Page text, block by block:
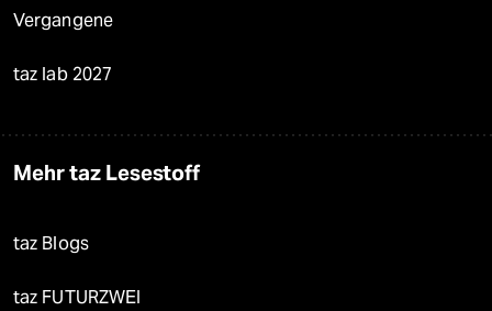
Vergangene
taz lab 2027
Mehr taz Lesestoff
taz Blogs
taz FUTURZWEI